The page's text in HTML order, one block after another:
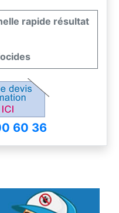
rapide résultat
60 36